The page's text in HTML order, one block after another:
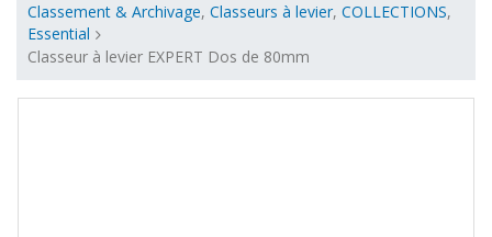
Classement & Archivage, Classeurs à levier, COLLECTIONS,
Essential
Classeur à levier EXPERT Dos de 80mm